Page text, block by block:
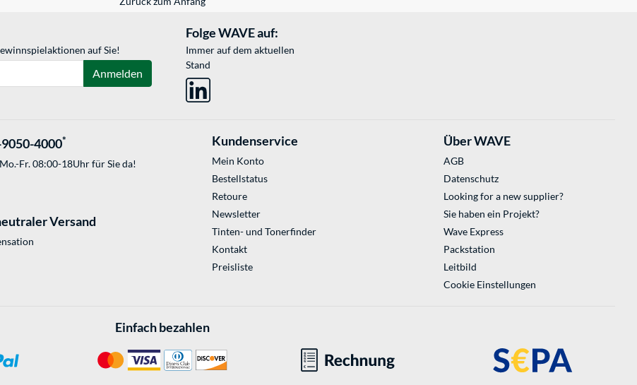
auf Sie!
Anmelden
Folge WAVE auf:
Immer auf dem aktuellen
Stand
4000*
Fr. 08:00-18Uhr für Sie da!
Versand
Kundenservice
Mein Konto
Bestellstatus
Retoure
Newsletter
Tinten- und Tonerfinder
Kontakt
Preisliste
Über WAVE
AGB
Datenschutz
Looking for a new supplier?
Sie haben ein Projekt?
Wave Express
Packstation
Leitbild
Cookie Einstellungen
Einfach bezahlen